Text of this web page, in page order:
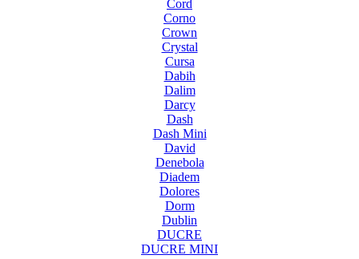
Cord
Corno
Crown
Crystal
Cursa
Dabih
Dalim
Darcy
Dash
Dash Mini
David
Denebola
Diadem
Dolores
Dorm
Dublin
DUCRE
DUCRE MINI